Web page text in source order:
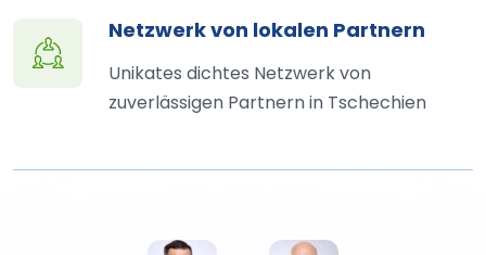
Netzwerk von lokalen Partnern
Unikates dichtes Netzwerk von
zuverlässigen Partnern in Tschechien